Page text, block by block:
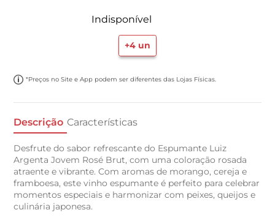
Indisponível
+4 un
*Preços no Site e App podem ser diferentes das Lojas Físicas.
Descrição Características
Desfrute do sabor refrescante do Espumante Luiz
Argenta Jovem Rosé Brut, com uma coloração rosada
atraente e vibrante. Com aromas de morango, cereja e
framboesa, este vinho espumante é perfeito para celebrar
momentos especiais e harmonizar com peixes, queijos e
culinária japonesa.